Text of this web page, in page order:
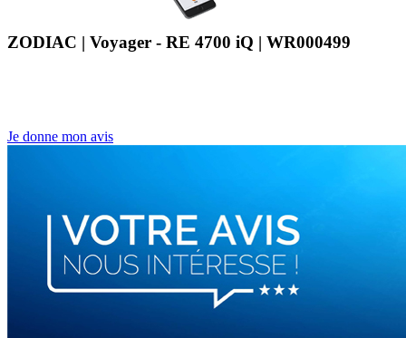
ZODIAC | Voyager - RE 4700 iQ | WR000499
Je donne mon avis